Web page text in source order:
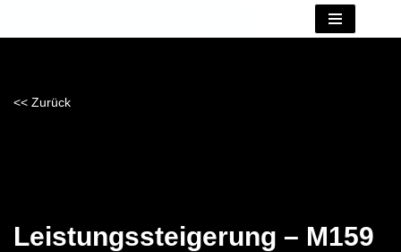
<< Zurück
Leistungssteigerung – M159